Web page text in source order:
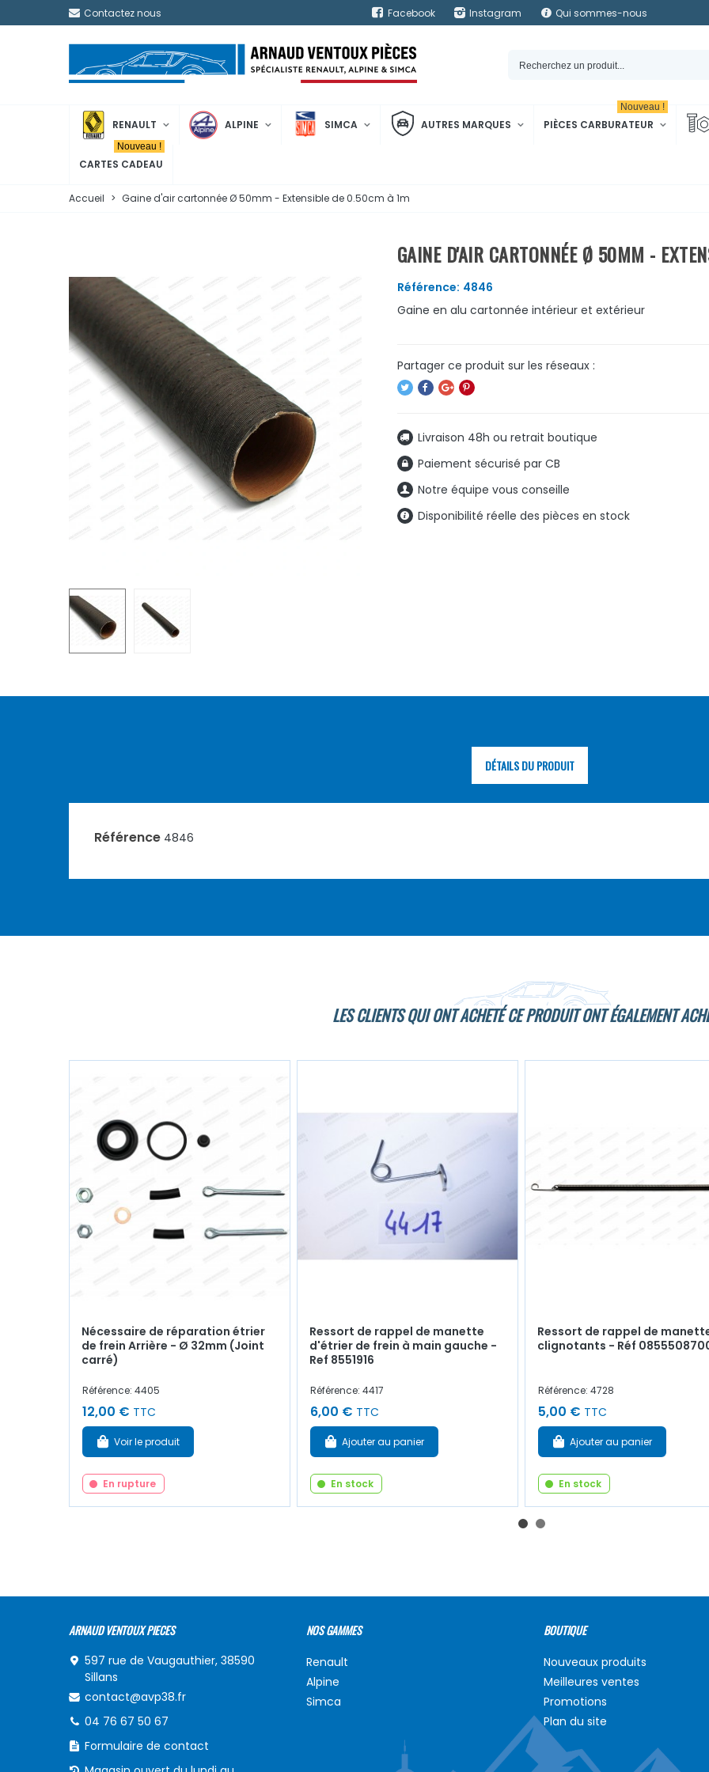
Contactez nous Facebook Instagram Qui sommes-nous
RENAULT ALPINE SIMCA AUTRES MARQUES PIÈCES CARBURATEUR
Nouveau !
CARTES CADEAU
Nouveau !
Accueil > Gaine d'air cartonnée Ø 50mm - Extensible de 0.50cm à 1m
GAINE D'AIR CARTONNÉE Ø 50MM -
Référence: 4846
Gaine en alu cartonnée intérieur et extérieur
Livraison 48h ou retrait boutique
Paiement sécurisé par CB
Notre équipe vous conseille
Disponibilité réelle des pièces en stock
DÉTAILS DU PRODUIT
Référence 4846
LES CLIENTS QUI ONT ACHETÉ CE PRODUIT ONT ÉGALEMENT
Nécessaire de réparation étrier
de frein Arrière - Ø 32mm (Joint
carré)
Référence: 4405
12,00 € TTC
Voir le produit
En rupture
Ressort de rappel de manette
d'étrier de frein à main gauche -
Ref 8551916
Référence: 4417
6,00 € TTC
Ajouter au panier
En stock
Ressort de rappel de
clignotants - Réf
Référence: 4728
5,00 € TTC
Ajouter au panier
En stock
ARNAUD VENTOUX PIECES
597 rue de Vaugauthier, 38590
Sillans
contact@avp38.fr
04 76 67 50 67
Formulaire de contact
NOS GAMMES
Renault
Alpine
Simca
BOUTIQUE
Nouveaux produits
Meilleures ventes
Promotions
Plan du site